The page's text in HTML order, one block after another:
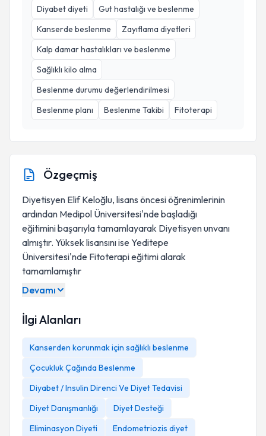
Diyabet diyeti
Gut hastalığı ve beslenme
Kanserde beslenme
Zayıflama diyetleri
Kalp damar hastalıkları ve beslenme
Sağlıklı kilo alma
Beslenme durumu değerlendirilmesi
Beslenme planı
Beslenme Takibi Fitoterapi
Özgeçmiş
Diyetisyen Elif Keloğlu, lisans öncesi öğrenimlerinin
ardından Medipol Üniversitesi'nde başladığı
eğitimini başarıyla tamamlayarak Diyetisyen unvanı
almıştır. Yüksek lisansını ise Yeditepe
Üniversitesi'nde Fitoterapi eğitimi alarak
tamamlamıştır
Devamı
İlgi Alanları
Kanserden korunmak için sağlıklı beslenme
Çocukluk Çağında Beslenme
Diyabet / Insulin Direnci Ve Diyet Tedavisi
Diyet Danışmanlığı
Diyet Desteği
Eliminasyon Diyeti
Endometriozis diyet